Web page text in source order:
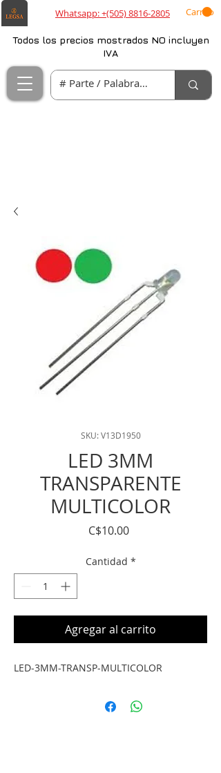
Whatsapp: +(505) 8816-2805 Carrito
Todos los precios mostrados NO incluyen
IVA
SKU: V13D1950
LED 3MM
TRANSPARENTE
MULTICOLOR
C$10.00Precio
Cantidad *
Agregar al carrito
LED-3MM-TRANSP-MULTICOLOR